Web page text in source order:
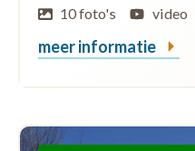
10 foto's
video
meer informatie